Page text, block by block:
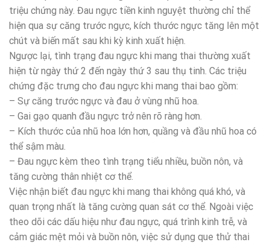
triệu chứng này. Đau ngực tiền kinh nguyệt thường chỉ thể
hiện qua sự căng trước ngực, kích thước ngực tăng lên một
chút và biến mất sau khi kỳ kinh xuất hiện.
Ngược lại, tình trạng đau ngực khi mang thai thường xuất
hiện từ ngày thứ 2 đến ngày thứ 3 sau thụ tinh. Các triệu
chứng đặc trưng cho đau ngực khi mang thai bao gồm:
– Sự căng trước ngực và đau ở vùng nhũ hoa.
– Gai gạo quanh đầu ngực trở nên rõ ràng hơn.
– Kích thước của nhũ hoa lớn hơn, quầng và đầu nhũ hoa có
thể sậm màu.
– Đau ngực kèm theo tình trạng tiểu nhiều, buồn nôn, và
tăng cường thân nhiệt cơ thể.
Việc nhận biết đau ngực khi mang thai không quá khó, và
quan trọng nhất là tăng cường quan sát cơ thể. Ngoài việc
theo dõi các dấu hiệu như đau ngực, quá trình kinh trễ, và
cảm giác mệt mỏi và buồn nôn, việc sử dụng que thử thai